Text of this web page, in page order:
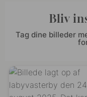
Bliv
Tag dine billeder